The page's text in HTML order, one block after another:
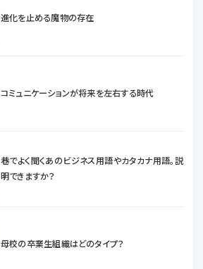
進化を止める魔物の存在
コミュニケーションが将来を左右する時代
巷でよく聞くあのビジネス用語やカタカナ用語。説
明できますか？
母校の卒業生組織はどのタイプ？